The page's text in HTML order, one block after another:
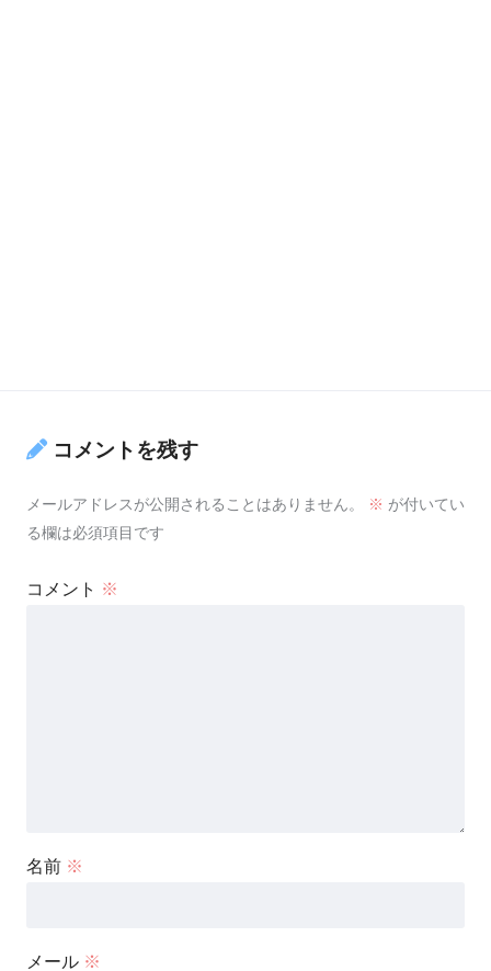
コメントを残す
メールアドレスが公開されることはありません。 ※ が付いてい
る欄は必須項目です
コメント ※
名前 ※
メール ※